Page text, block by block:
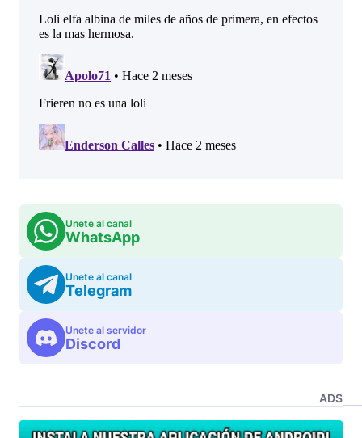
Unete al canal
WhatsApp
Unete al canal
Telegram
Unete al servidor
Discord
ADS